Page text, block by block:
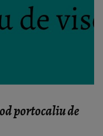
portocaliu de